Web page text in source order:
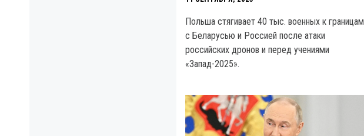
Польша стягивает 40 тыс. военных к границам
с Беларусью и Россией после атаки
российских дронов и перед учениями
«Запад-2025».